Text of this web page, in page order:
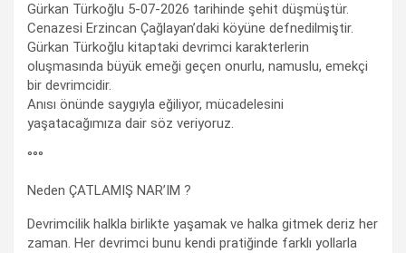
Gürkan Türkoğlu 5-07-2026 tarihinde şehit düşmüştür.
Cenazesi Erzincan Çağlayan’daki köyüne defnedilmiştir.
Gürkan Türkoğlu kitaptaki devrimci karakterlerin
oluşmasında büyük emeği geçen onurlu, namuslu, emekçi
bir devrimcidir.
Anısı önünde saygıyla eğiliyor, mücadelesini
yaşatacağımıza dair söz veriyoruz.
°°°
Neden ÇATLAMIŞ NAR’IM ?
Devrimcilik halkla birlikte yaşamak ve halka gitmek deriz her
zaman. Her devrimci bunu kendi pratiğinde farklı yollarla